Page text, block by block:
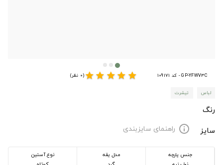
GP-YFWV3C - کد 109171 star
star
star
star
star(0 نظر)
لباس تیشرت
رنگ
سایز
info راهنمای سایزبندی
جنس پارچه مدل یقه نوع آستین